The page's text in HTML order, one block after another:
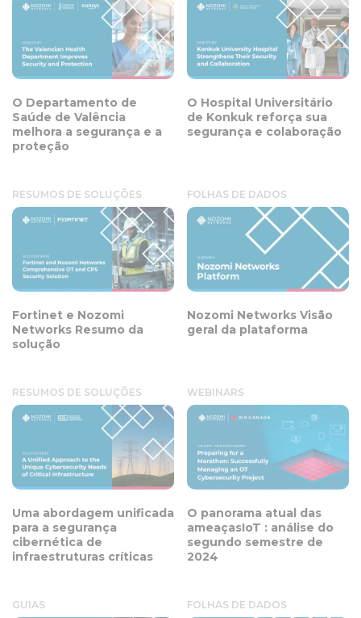
O Departamento de
Saúde de Valência
melhora a segurança e a
proteção
O Hospital Universitário
de Konkuk reforça sua
segurança e colaboração
RESUMOS DE SOLUÇÕES
Fortinet e Nozomi
Networks Resumo da
solução
FOLHAS DE DADOS
Nozomi Networks Visão
geral da plataforma
RESUMOS DE SOLUÇÕES
Uma abordagem unificada
para a segurança
cibernética de
infraestruturas críticas
WEBINARS
O panorama atual das
ameaçasIoT : análise do
segundo semestre de
2024
GUIAS FOLHAS DE DADOS